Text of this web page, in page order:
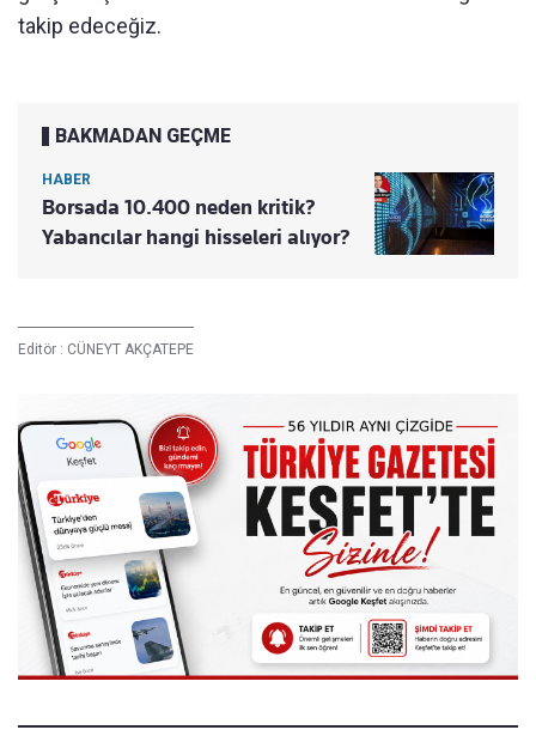
takip edeceğiz.
BAKMADAN GEÇME
HABER
Borsada 10.400 neden kritik?
Yabancılar hangi hisseleri alıyor?
Editör : CÜNEYT AKÇATEPE